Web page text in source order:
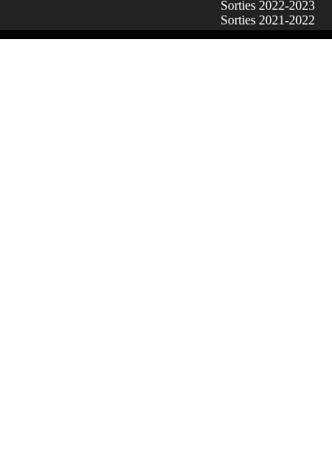
Sorties 2022-2023
Sorties 2021-2022